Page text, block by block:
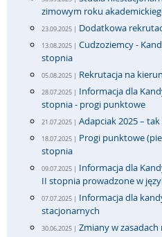
zimowym roku
23.09.2025 | Dodatkowa
13.08.2025 | Cudzoziemcy -
stopnia
05.08.2025 | Rekrutacja na
28.07.2025 | Informacja dla
stopnia - progi punktowe
21.07.2025 | Adapciak 2025 –
18.07.2025 | Progi punktowe
stopnia
09.07.2025 | Informacja dla
II stopnia prowadzone w
07.07.2025 | Informacja dla
stacjonarnych
30.06.2025 | Zmiany w